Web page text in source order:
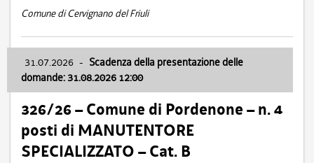
Comune di Cervignano del Friuli
31.07.2026 - Scadenza della presentazione delle
domande: 31.08.2026 12:00
326/26 – Comune di Pordenone – n. 4
posti di MANUTENTORE
SPECIALIZZATO – Cat. B